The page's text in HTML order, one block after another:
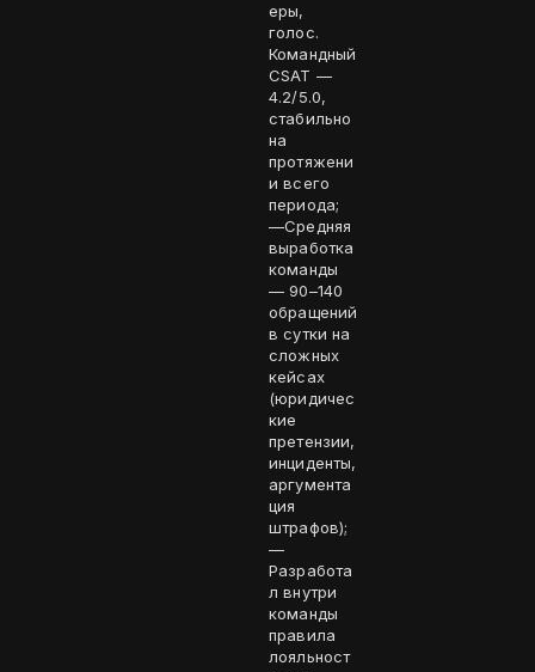
еры,
голос.
Командный
CSAT —
4.2/5.0,
стабильно
на
протяжени
и всего
периода;
—Средняя
выработка
команды
— 90–140
обращений
в сутки на
сложных
кейсах
(юридичес
кие
претензии,
инциденты,
аргумента
ция
штрафов);
—
Разработа
л внутри
команды
правила
лояльност